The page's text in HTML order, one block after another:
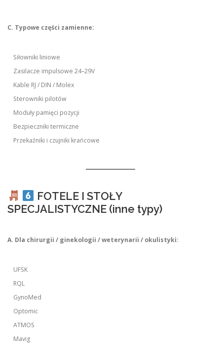
C. Typowe części zamienne:
Siłowniki liniowe
Zasilacze impulsowe 24–29V
Kable RJ / DIN / Molex
Sterowniki pilotów
Moduły pamięci pozycji
Bezpieczniki termiczne
Przekaźniki i czujniki krańcowe
FOTELE I STOŁY
SPECJALISTYCZNE (inne typy)
A. Dla chirurgii / ginekologii / weterynarii / okulistyki:
UFSK
RQL
GynoMed
Optomic
ATMOS
Mavig